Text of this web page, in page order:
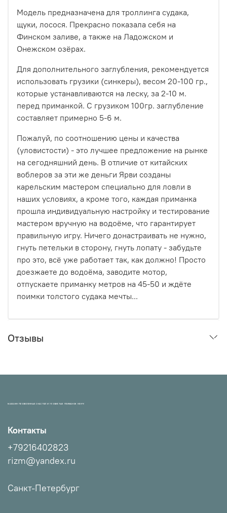
Модель предназначена для троллинга судака,
щуки, лосося. Прекрасно показала себя на
Финском заливе, а также на Ладожском и
Онежском озёрах.
Для дополнительного заглубления, рекомендуется
использовать грузики (синкеры), весом 20-100 гр.,
которые устанавливаются на леску, за 2-10 м.
перед приманкой. С грузиком 100гр. заглубление
составляет примерно 5-6 м.
Пожалуй, по соотношению цены и качества
(уловистости) - это лучшее предложение на рынке
на сегодняшний день. В отличие от китайских
воблеров за эти же деньги Ярви созданы
карельским мастером специально для ловли в
наших условиях, а кроме того, каждая приманка
прошла индивидуальную настройку и тестирование
мастером вручную на водоёме, что гарантирует
правильную игру. Ничего донастраивать не нужно,
гнуть петельки в сторону, гнуть лопату - забудьте
про это, всё уже работает так, как должно! Просто
доезжаете до водоёма, заводите мотор,
отпускаете приманку метров на 45-50 и ждёте
поимки толстого судака мечты...
Отзывы
МАГАЗИН ПРОВЕРЕННЫХ СНАСТЕЙ И УЛОВИСТЫХ ПРИМАНОК НХНЧ!
Контакты
+79216402823
rizm@yandex.ru
Санкт-Петербург